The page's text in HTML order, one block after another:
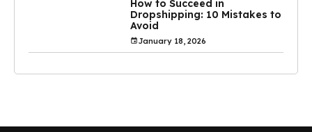
How to Succeed in
Dropshipping: 10 Mistakes to
Avoid
January 18, 2026